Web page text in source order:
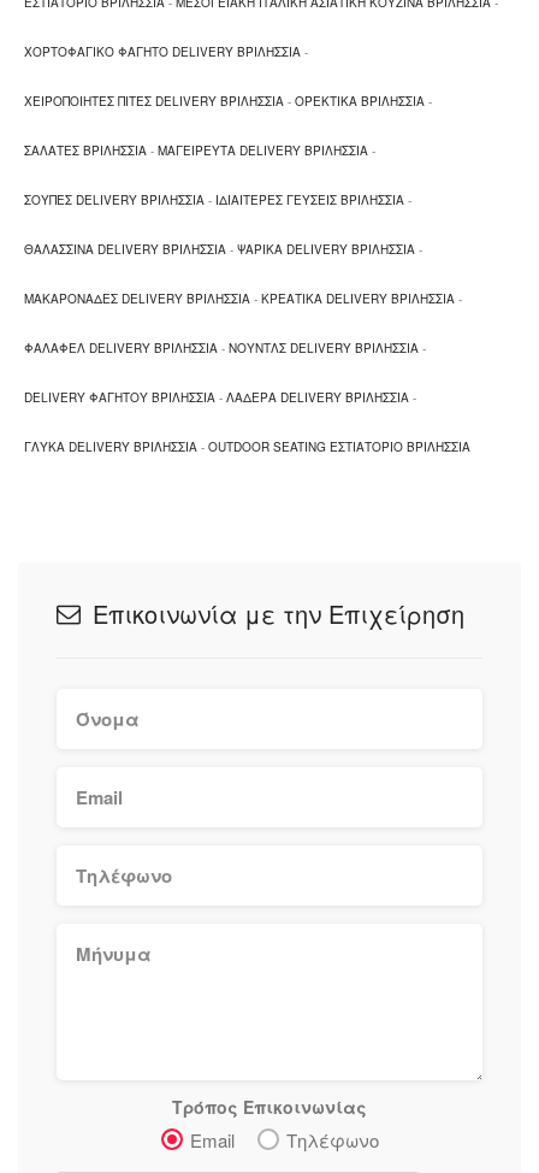
ΧΟΡΤΟΦΑΓΙΚΟ ΦΑΓΗΤΟ DELIVERY ΒΡΙΛΗΣΣΙΑ -
ΧΕΙΡΟΠΟΙΗΤΕΣ ΠΙΤΕΣ DELIVERY ΒΡΙΛΗΣΣΙΑ - ΟΡΕΚΤΙΚΑ ΒΡΙΛΗΣΣΙΑ -
ΣΑΛΑΤΕΣ ΒΡΙΛΗΣΣΙΑ - ΜΑΓΕΙΡΕΥΤΑ DELIVERY ΒΡΙΛΗΣΣΙΑ -
ΣΟΥΠΕΣ DELIVERY ΒΡΙΛΗΣΣΙΑ - ΙΔΙΑΙΤΕΡΕΣ ΓΕΥΣΕΙΣ ΒΡΙΛΗΣΣΙΑ -
ΘΑΛΑΣΣΙΝΑ DELIVERY ΒΡΙΛΗΣΣΙΑ - ΨΑΡΙΚΑ DELIVERY ΒΡΙΛΗΣΣΙΑ -
ΜΑΚΑΡΟΝΑΔΕΣ DELIVERY ΒΡΙΛΗΣΣΙΑ - ΚΡΕΑΤΙΚΑ DELIVERY ΒΡΙΛΗΣΣΙΑ -
ΦΑΛΑΦΕΛ DELIVERY ΒΡΙΛΗΣΣΙΑ - ΝΟΥΝΤΛΣ DELIVERY ΒΡΙΛΗΣΣΙΑ -
DELIVERY ΦΑΓΗΤΟΥ ΒΡΙΛΗΣΣΙΑ - ΛΑΔΕΡΑ DELIVERY ΒΡΙΛΗΣΣΙΑ -
ΓΛΥΚΑ DELIVERY ΒΡΙΛΗΣΣΙΑ - OUTDOOR SEATING ΕΣΤΙΑΤΟΡΙΟ ΒΡΙΛΗΣΣΙΑ
Επικοινωνία με την Επιχείρηση
Τρόπος Επικοινωνίας
Email Τηλέφωνο